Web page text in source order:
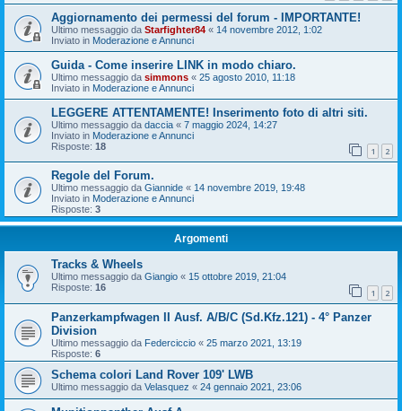
Aggiornamento dei permessi del forum - IMPORTANTE!
Ultimo messaggio da Starfighter84 « 14 novembre 2012, 1:02
Inviato in Moderazione e Annunci
Guida - Come inserire LINK in modo chiaro.
Ultimo messaggio da simmons « 25 agosto 2010, 11:18
Inviato in Moderazione e Annunci
LEGGERE ATTENTAMENTE! Inserimento foto di altri siti.
Ultimo messaggio da daccia « 7 maggio 2024, 14:27
Inviato in Moderazione e Annunci
Risposte: 18 1 2
Regole del Forum.
Ultimo messaggio da Giannide « 14 novembre 2019, 19:48
Inviato in Moderazione e Annunci
Risposte: 3
Argomenti
Tracks & Wheels
Ultimo messaggio da Giangio « 15 ottobre 2019, 21:04
Risposte: 16 1 2
Panzerkampfwagen II Ausf. A/B/C (Sd.Kfz.121) - 4° Panzer
Division
Ultimo messaggio da Federciccio « 25 marzo 2021, 13:19
Risposte: 6
Schema colori Land Rover 109' LWB
Ultimo messaggio da Velasquez « 24 gennaio 2021, 23:06